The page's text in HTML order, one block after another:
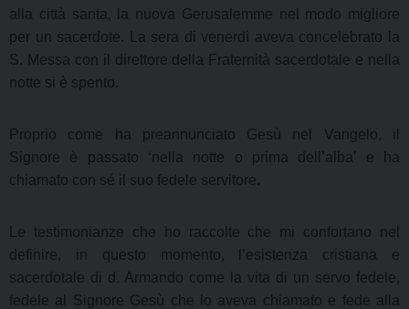
alla città santa, la nuova Gerusalemme nel modo migliore
per un sacerdote. La sera di venerdì aveva concelebrato la
S. Messa con il direttore della Fraternità sacerdotale e nella
notte si è spento.
Proprio come ha preannunciato Gesù nel Vangelo, il
Signore è passato ‘nella notte o prima dell’alba’ e ha
chiamato con sé il suo fedele servitore.
Le testimonianze che ho raccolte che mi confortano nel
definire, in questo momento, l’esistenza cristiana e
sacerdotale di d. Armando come la vita di un servo fedele,
fedele al Signore Gesù che lo aveva chiamato e fede alla